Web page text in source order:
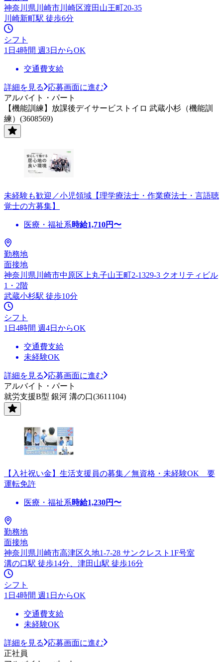
神奈川県川崎市川崎区渡田山王町20-35
川崎新町駅 徒歩6分
シフト
1日4時間 週3日からOK
交通費支給
詳細を見る
応募画面に進む
アルバイト・パート
【機能訓練】放課後デイサービストイロ 武蔵小杉（機能訓
練）(3608569)
未経験も歓迎／小児領域【理学療法士・作業療法士・言語聴
覚士の方募集】
医療・福祉系時給1,710円〜
勤務地
面接地
神奈川県川崎市中原区上丸子山王町2-1329-3 クオリティビル
1・2階
武蔵小杉駅 徒歩10分
シフト
1日4時間 週4日からOK
交通費支給
未経験OK
詳細を見る
応募画面に進む
アルバイト・パート
就労支援B型 銀河 溝の口(3611104)
【入社祝い金】生活支援員の募集／無資格・未経験OK 要
運転免許
医療・福祉系時給1,230円〜
勤務地
面接地
神奈川県川崎市高津区久地1-7-28 サンクレスト1F号室
溝の口駅 徒歩14分、津田山駅 徒歩16分
シフト
1日4時間 週1日からOK
交通費支給
未経験OK
詳細を見る
応募画面に進む
正社員